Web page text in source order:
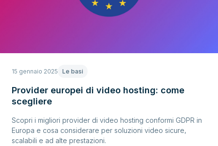
15 gennaio 2025 Le basi
Provider europei di video hosting: come
scegliere
Scopri i migliori provider di video hosting conformi GDPR in
Europa e cosa considerare per soluzioni video sicure,
scalabili e ad alte prestazioni.